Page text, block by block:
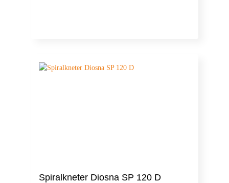
Spiralkneter Diosna SP 120 D